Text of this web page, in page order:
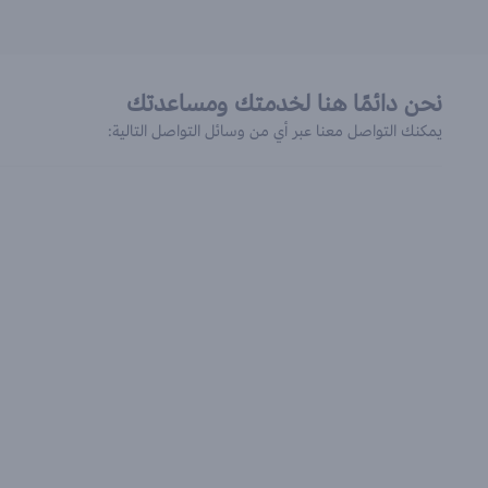
نحن دائمًا هنا لخدمتك ومساعدتك
يمكنك التواصل معنا عبر أي من وسائل التواصل التالية: